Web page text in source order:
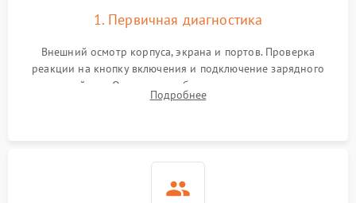
Перегрев из‑за пыли,
неисправности кулера
Выход из строя SSD или
HDD: медленная загрузка,
2000 ₽
1. Первичная диагностика
Внешний осмотр корпуса, экрана и портов. Проверка
реакции на кнопку включения и подключение зарядного
устройства. Оценка потребления тока с помощью
лабораторного блока питания для локализации проблемы.
Подробнее